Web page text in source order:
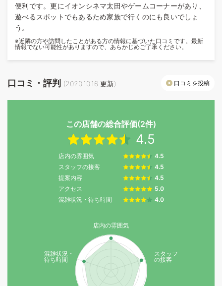
便利です。更にイオンシネマ太田やゲームコーナーがあり、
遊べるスポットでもあるため家族で行くのにも良いでしょ
う。
※近隣の方や訪問したことがある方の情報に基づいた口コミです。最新
情報でない可能性がありますので、あらかじめご了承ください。
口コミ・評判 (2020.10.16 更新) 口コミを投稿
この店舗の総合評価(2件)
4.5
店内の雰囲気
4.5
スタッフの接客
4.5
提案内容
4.5
アクセス
5.0
混雑状況・待ち時間
4.0
店内の雰囲気
スタッフ
の接客
混雑状況・
待ち時間